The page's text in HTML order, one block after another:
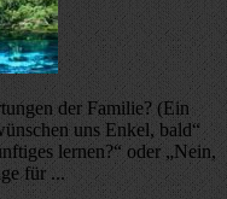
der Familie? (Ein
uns Enkel, bald“
lernen?“ oder „Nein,
für ...